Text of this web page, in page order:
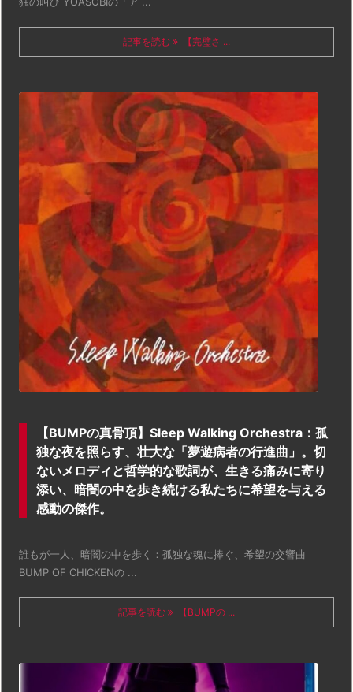
記事を読む 【完璧さ ...
【BUMPの真骨頂】Sleep Walking Orchestra：孤
独な夜を照らす、壮大な「夢遊病者の行進曲」。切
ないメロディと哲学的な歌詞が、生きる痛みに寄り
添い、暗闇の中を歩き続ける私たちに希望を与える
感動の傑作。
誰もが一人、暗闇の中を歩く：孤独な魂に捧ぐ、希望の交響曲
BUMP OF CHICKENの ...
記事を読む 【BUMPの ...